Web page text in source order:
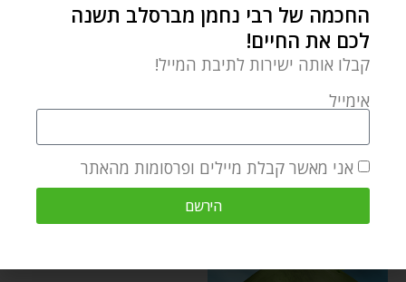
שאלות, ובכל זאת, התורה
על
פשוט ועמוק
החכמה של רבי נחמן מברסלב תשנה
לכם את החיים!
קבלו אותה ישירות לתיבת המייל!
אימייל
אני מאשר קבלת מיילים ופרסומות מהאתר
הירשם